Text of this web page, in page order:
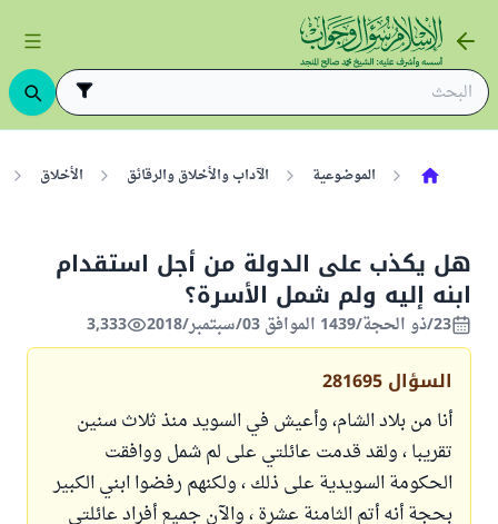
الموضوعية الآداب والأخلاق والرقائق الأخلاق
هل يكذب على الدولة من أجل استقدام
ابنه إليه ولم شمل الأسرة؟
23/ذو الحجة/1439 الموافق 03/سبتمبر/2018 3,333
السؤال 281695
أنا من بلاد الشام، وأعيش في السويد منذ ثلاث سنين
تقريبا ، ولقد قدمت عائلتي على لم شمل ووافقت
الحكومة السويدية على ذلك ، ولكنهم رفضوا ابني الكبير
بحجة أنه أتم الثامنة عشرة ، والآن جميع أفراد عائلتي